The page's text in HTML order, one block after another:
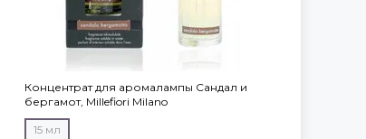
Концентрат для аромалампы Сандал и
бергамот, Millefiori Milano
15 мл